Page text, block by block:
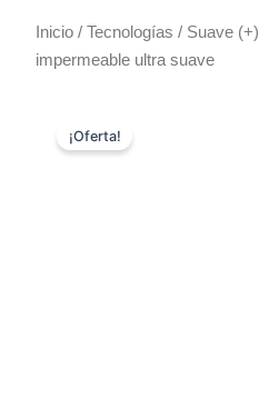
Inicio /Tecnologías / Suave (+)
impermeable ultra suave
¡Oferta!